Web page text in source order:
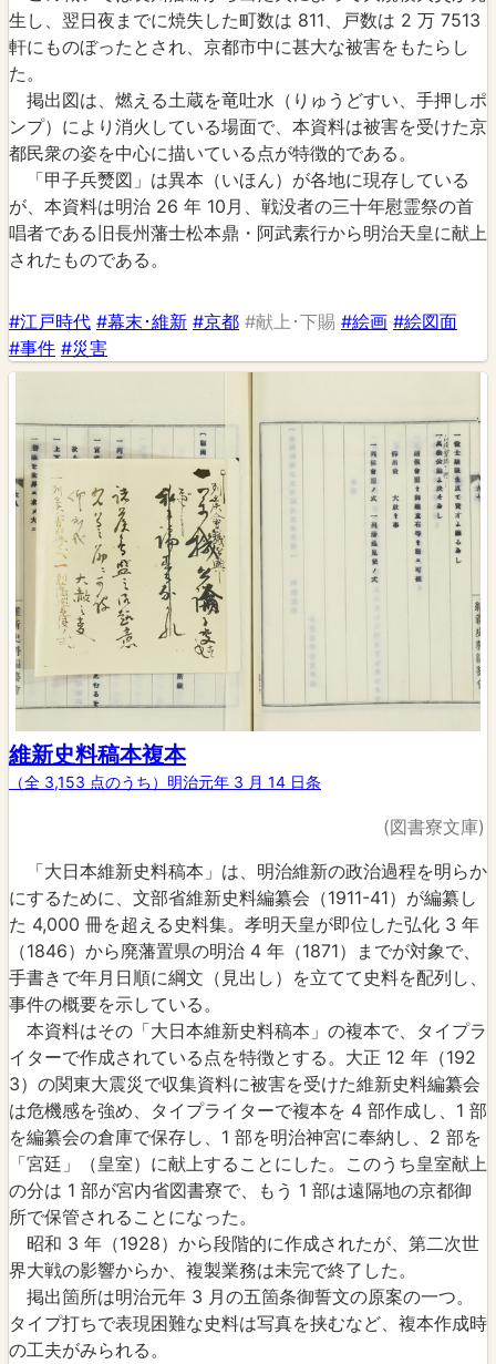
生し、翌日夜までに焼失した町数は 811、戸数は 2 万 7513
軒にものぼったとされ、京都市中に甚大な被害をもたらし
た。
掲出図は、燃える土蔵を竜吐水（りゅうどすい、手押しポ
ンプ）により消火している場面で、本資料は被害を受けた京
都民衆の姿を中心に描いている点が特徴的である。
「甲子兵燹図」は異本（いほん）が各地に現存している
が、本資料は明治 26 年 10月、戦没者の三十年慰霊祭の首
唱者である旧長州藩士松本鼎・阿武素行から明治天皇に献上
されたものである。
#江戸時代 #幕末･維新 #京都 #献上･下賜 #絵画 #絵図面
#事件 #災害
維新史料稿本複本
（全 3,153 点のうち）明治元年 3 月 14 日条
(図書寮文庫)
「大日本維新史料稿本」は、明治維新の政治過程を明らか
にするために、文部省維新史料編纂会（1911-41）が編纂し
た 4,000 冊を超える史料集。孝明天皇が即位した弘化 3 年
（1846）から廃藩置県の明治 4 年（1871）までが対象で、
手書きで年月日順に綱文（見出し）を立てて史料を配列し、
事件の概要を示している。
本資料はその「大日本維新史料稿本」の複本で、タイプラ
イターで作成されている点を特徴とする。大正 12 年（192
3）の関東大震災で収集資料に被害を受けた維新史料編纂会
は危機感を強め、タイプライターで複本を 4 部作成し、1 部
を編纂会の倉庫で保存し、1 部を明治神宮に奉納し、2 部を
「宮廷」（皇室）に献上することにした。このうち皇室献上
の分は 1 部が宮内省図書寮で、もう 1 部は遠隔地の京都御
所で保管されることになった。
昭和 3 年（1928）から段階的に作成されたが、第二次世
界大戦の影響からか、複製業務は未完で終了した。
掲出箇所は明治元年 3 月の五箇条御誓文の原案の一つ。
タイプ打ちで表現困難な史料は写真を挟むなど、複本作成時
の工夫がみられる。